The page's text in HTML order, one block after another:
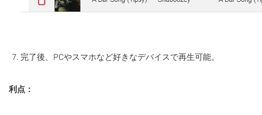
完了後、PCやスマホなど好きなデバイスで再生可能。
利点：